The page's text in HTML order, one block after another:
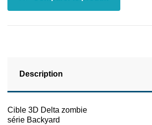
Description
Cible 3D Delta zombie
série Backyard